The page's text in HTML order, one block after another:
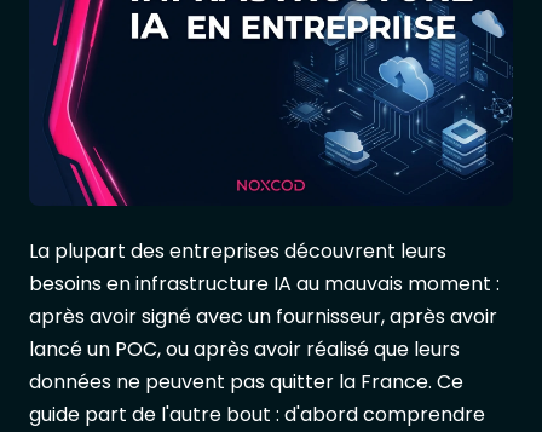
La plupart des entreprises découvrent leurs
besoins en infrastructure IA au mauvais moment :
après avoir signé avec un fournisseur, après avoir
lancé un POC, ou après avoir réalisé que leurs
données ne peuvent pas quitter la France. Ce
guide part de l'autre bout : d'abord comprendre